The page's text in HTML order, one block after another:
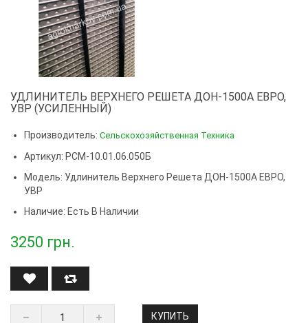
УДЛИНИТЕЛЬ ВЕРХНЕГО РЕШЕТА ДОН-1500А ЕВРО,
УВР (УСИЛЕННЫЙ)
Производитель: Сельскохозяйственная Техника
Артикул: РСМ-10.01.06.050Б
Модель: Удлинитель Верхнего Решета ДОН-1500А ЕВРО,
УВР
Наличие: Есть В Наличии
3250 грн.
КУПИТЬ